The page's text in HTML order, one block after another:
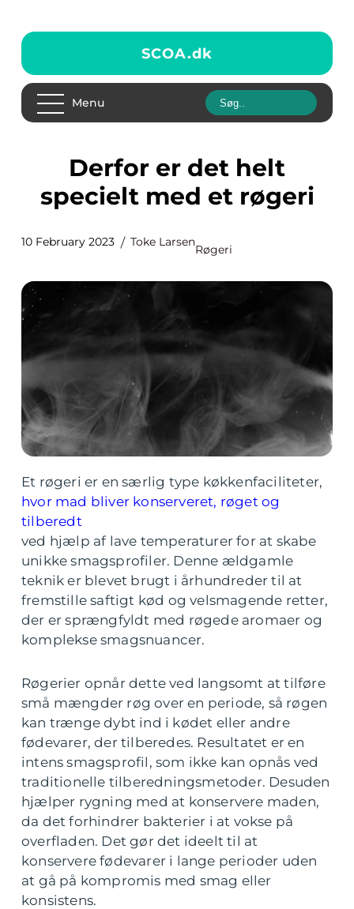
SCOA.dk
Menu
Derfor er det helt
specielt med et røgeri
10 February 2023 Toke Larsen
Røgeri
Et røgeri er en særlig type køkkenfaciliteter,
hvor mad bliver konserveret, røget og
tilberedt
ved hjælp af lave temperaturer for at skabe
unikke smagsprofiler. Denne ældgamle
teknik er blevet brugt i århundreder til at
fremstille saftigt kød og velsmagende retter,
der er sprængfyldt med røgede aromaer og
komplekse smagsnuancer.
Røgerier opnår dette ved langsomt at tilføre
små mængder røg over en periode, så røgen
kan trænge dybt ind i kødet eller andre
fødevarer, der tilberedes. Resultatet er en
intens smagsprofil, som ikke kan opnås ved
traditionelle tilberedningsmetoder. Desuden
hjælper rygning med at konservere maden,
da det forhindrer bakterier i at vokse på
overfladen. Det gør det ideelt til at
konservere fødevarer i lange perioder uden
at gå på kompromis med smag eller
konsistens.